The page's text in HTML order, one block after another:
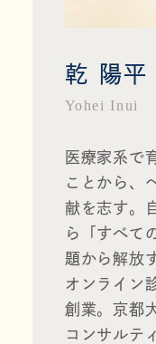
乾 陽平
Yohei Inui
医療家系で
ことから、
献を志す。
ら「すべて
題から解放
オンライン
創業。京都
コンサルテ